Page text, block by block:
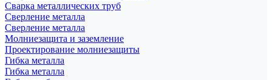
Сварка металлических труб
Сверление металла
Сверление металла
Молниезащита и заземление
Проектирование молниезащиты
Гибка металла
Гибка металла